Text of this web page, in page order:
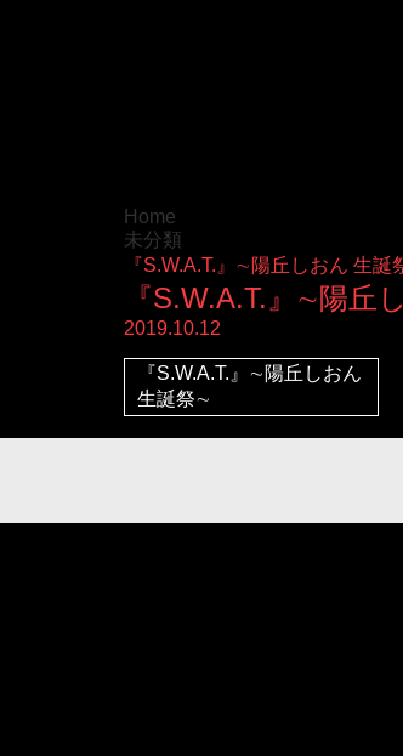
Home
未分類
『S.W.A.T.』∼陽丘しおん 生
『S.W.A.T.』∼陽丘
2019.10.12
『S.W.A.T.』∼陽丘しおん
生誕祭∼